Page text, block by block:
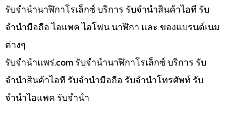
รับจำนำนาฬิกาโรเล็กซ์ บริการ รับจำนำสินค้าไอที รับ
จำนำมือถือ ไอแพค ไอโฟน นาฬิกา และ ของแบรนด์เนม
ต่างๆ
รับจํานําแพร่.com รับจำนำนาฬิกาโรเล็กซ์ บริการ รับ
จำนำสินค้าไอที รับจำนำมือถือ รับจำนำโทรศัพท์ รับ
จำนำไอแพค รับจำนำ